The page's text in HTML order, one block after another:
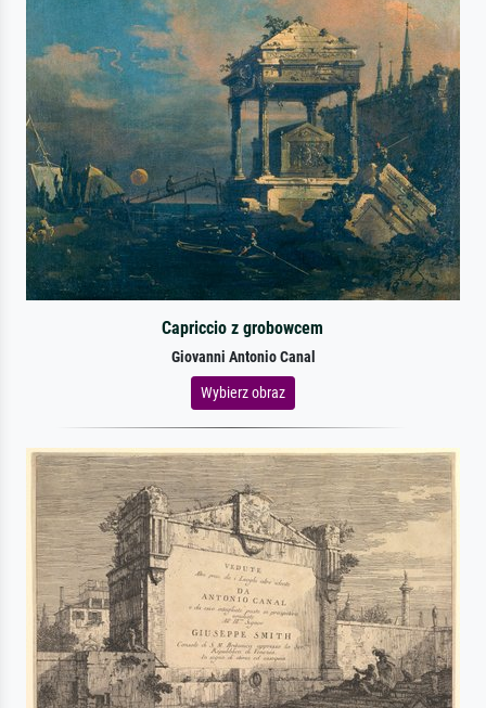
Capriccio z grobowcem
Giovanni Antonio Canal
Wybierz obraz